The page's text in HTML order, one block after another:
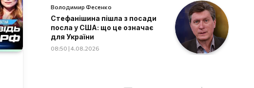
Володимир Фесенко
Стефанішина пішла з посади
посла у США: що це означає
для України
08:50 | 4.08.2026